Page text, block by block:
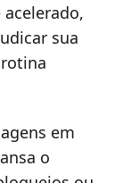
sua
em
o